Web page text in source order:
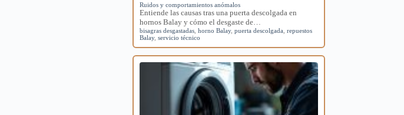
Ruidos y comportamientos anómalos
Entiende las causas tras una puerta descolgada en
hornos Balay y cómo el desgaste de…
bisagras desgastadas ,horno Balay,puerta descolgada ,repuestos
Balay,servicio técnico